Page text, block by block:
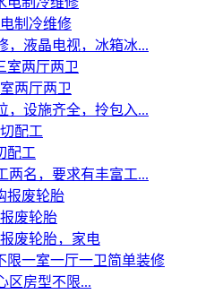
制冷维修
，液晶电视，冰箱冰...
两厅两卫
，设施齐全，拎包入...
配工
两名，要求有丰富工...
废轮胎
报废轮胎，家电
区房型不限...